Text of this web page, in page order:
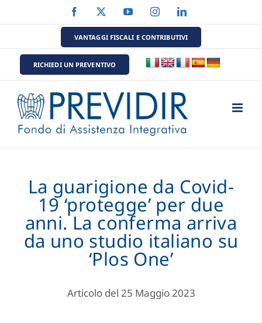
al
Facebook YouTubeInstagramLinkedIn
VANTAGGI FISCALI E CONTRIBUTIVI
RICHIEDI UN PREVENTIVO
La guarigione da Covid-
19 ‘protegge’ per due
anni. La conferma arriva
da uno studio italiano su
‘Plos One’
Articolo del 25 Maggio 2023